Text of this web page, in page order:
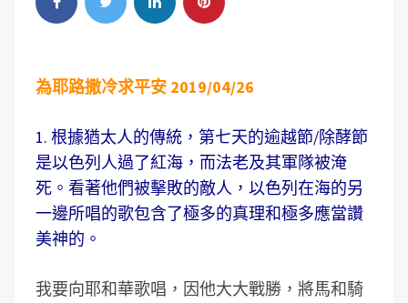
為耶路撒冷求平安 2019/04/26
1. 根據猶太人的傳統，第七天的逾越節/除酵節
是以色列人過了紅海，而法老及其軍隊被淹
死。看著他們被擊敗的敵人，以色列在海的另
一邊所唱的歌包含了極多的真理和極多應當讚
美神的。
我要向耶和華歌唱，因他大大戰勝，將馬和騎